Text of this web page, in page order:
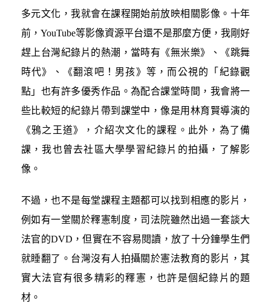
多元文化，我就會在課程開始前放映相關影像。十年
前，YouTube等影像資源平台還不是那麼方便，我剛好
趕上台灣紀錄片的熱潮，當時有《無米樂》、《跳舞
時代》、《翻滾吧！男孩》等，而公視的「紀錄觀
點」也有許多優秀作品。為配合課堂時間，我會將一
些比較短的紀錄片帶到課堂中，像是用林育賢導演的
《鴉之王道》，介紹次文化的課程。此外，為了備
課，我也曾去社區大學學習紀錄片的拍攝，了解影
像。
不過，也不是每堂課程主題都可以找到相應的影片，
例如有一堂關於釋憲制度，司法院雖然出過一套談大
法官的DVD，但實在不容易閱讀，放了十分鐘學生們
就睡翻了。台灣沒有人拍攝關於憲法教育的影片，其
實大法官有很多精彩的釋憲，也許是個紀錄片的題
材。